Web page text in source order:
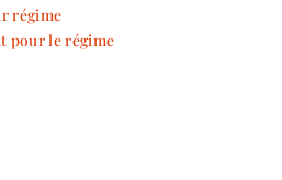
régime
pour le régime